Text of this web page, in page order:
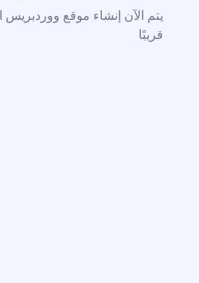
يتم الآن إنشاء موقع
قريبًا